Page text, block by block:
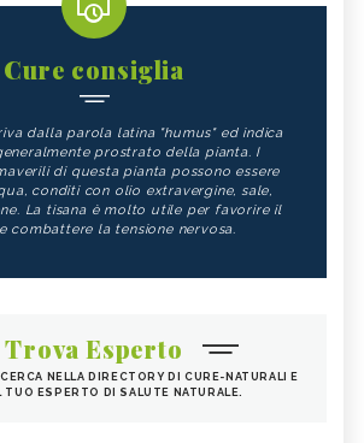
Cure consiglia
dalla parola latina "humus" ed indica
prostrato della pianta. I
di questa pianta possono essere
conditi con olio extravergine, sale,
La tisana è molto utile per favorire il
combattere la tensione nervosa.
Trova Esperto
NELLA DIRECTORY DI CURE-NATURALI E
TUO ESPERTO DI SALUTE NATURALE.